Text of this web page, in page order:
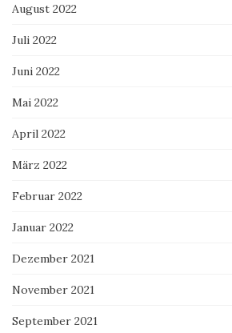
August 2022
Juli 2022
Juni 2022
Mai 2022
April 2022
März 2022
Februar 2022
Januar 2022
Dezember 2021
November 2021
September 2021